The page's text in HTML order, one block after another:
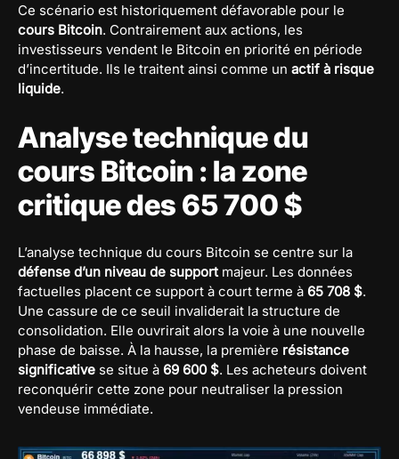
Ce scénario est historiquement défavorable pour le
cours Bitcoin. Contrairement aux actions, les
investisseurs vendent le Bitcoin en priorité en période
d’incertitude. Ils le traitent ainsi comme un actif à risque
liquide.
Analyse technique du
cours Bitcoin : la zone
critique des 65 700 $
L’analyse technique du cours Bitcoin se centre sur la
défense d’un niveau de supportmajeur. Les données
factuelles placent ce support à court terme à 65 708 $.
Une cassure de ce seuil invaliderait la structure de
consolidation. Elle ouvrirait alors la voie à une nouvelle
phase de baisse. À la hausse, la première résistance
significative se situe à 69 600 $. Les acheteurs doivent
reconquérir cette zone pour neutraliser la pression
vendeuse immédiate.